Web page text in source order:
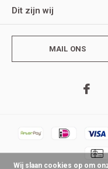
Dit zijn wij
MAIL ONS
Wij slaan cookies op om